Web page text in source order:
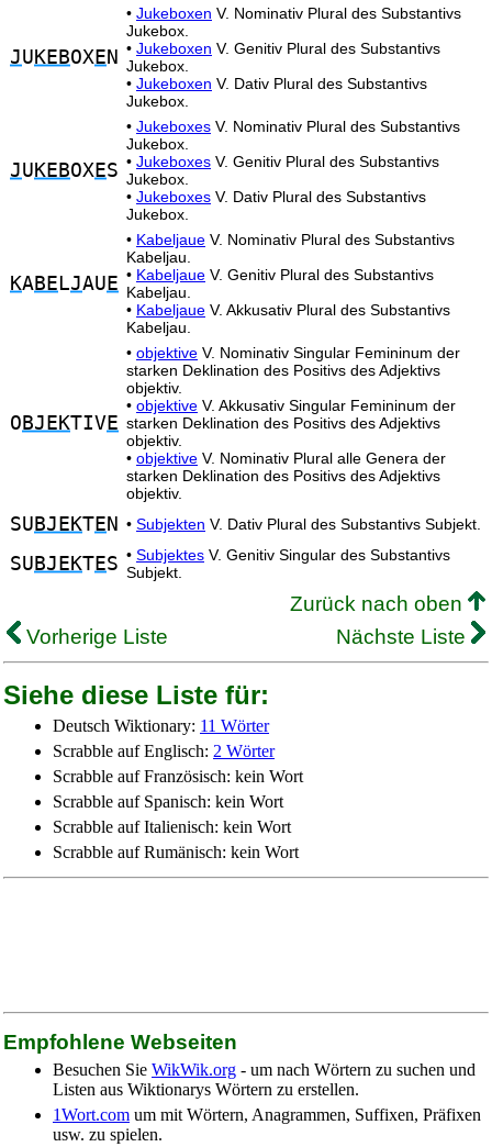
JU KEBOXE N
• Jukeboxen V. Nominativ Plural des Substantivs
Jukebox.
• Jukeboxen V. Genitiv Plural des Substantivs
Jukebox.
• Jukeboxen V. Dativ Plural des Substantivs
Jukebox.
JU KEBOXES
• Jukeboxes V. Nominativ Plural des Substantivs
Jukebox.
• Jukeboxes V. Genitiv Plural des Substantivs
Jukebox.
• Jukeboxes V. Dativ Plural des Substantivs
Jukebox.
KABE LJAU E
• Kabeljaue V. Nominativ Plural des Substantivs
Kabeljau.
• Kabeljaue V. Genitiv Plural des Substantivs
Kabeljau.
• Kabeljaue V. Akkusativ Plural des Substantivs
Kabeljau.
O BJEKTIVE
• objektive V. Nominativ Singular Femininum der
starken Deklination des Positivs des Adjektivs
objektiv.
• objektive V. Akkusativ Singular Femininum der
starken Deklination des Positivs des Adjektivs
objektiv.
• objektive V. Nominativ Plural alle Genera der
starken Deklination des Positivs des Adjektivs
objektiv.
SU BJEKTE N • Subjekten V. Dativ Plural des Substantivs Subjekt.
SU BJEKTES • Subjektes V. Genitiv Singular des Substantivs
Subjekt.
Zurück nach oben
Vorherige Liste
Nächste Liste
Siehe diese Liste für:
Deutsch Wiktionary: 11 Wörter
Scrabble auf Englisch: 2 Wörter
Scrabble auf Französisch: kein Wort
Scrabble auf Spanisch: kein Wort
Scrabble auf Italienisch: kein Wort
Scrabble auf Rumänisch: kein Wort
Empfohlene Webseiten
Besuchen Sie WikWik.org - um nach Wörtern zu suchen und
Listen aus Wiktionarys Wörtern zu erstellen.
1Wort.com um mit Wörtern, Anagrammen, Suffixen, Präfixen
usw. zu spielen.